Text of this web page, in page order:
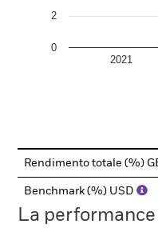
2021
0
2
Rendimento totale (%)
Benchmark (%) USD
La